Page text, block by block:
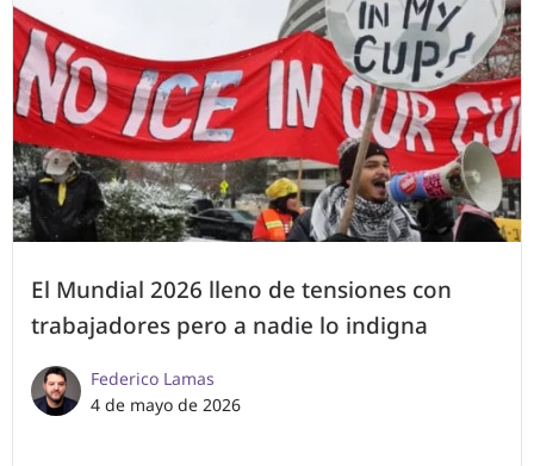
El Mundial 2026 lleno de tensiones con
trabajadores pero a nadie lo indigna
Federico Lamas
4 de mayo de 2026